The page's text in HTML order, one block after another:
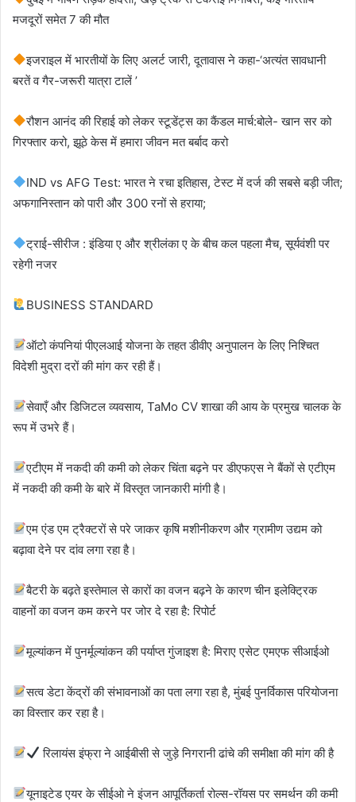
मजदूरों समेत 7 की मौत
इजराइल में भारतीयों के लिए अलर्ट जारी, दूतावास ने कहा-‘अत्यंत सावधानी
बरतें व गैर-जरूरी यात्रा टालें ’
रौशन आनंद की रिहाई को लेकर स्टूडेंट्स का कैंडल मार्च:बोले- खान सर को
गिरफ्तार करो, झूठे केस में हमारा जीवन मत बर्बाद करो
IND vs AFG Test: भारत ने रचा इतिहास, टेस्ट में दर्ज की सबसे बड़ी जीत;
अफगानिस्तान को पारी और 300 रनों से हराया;
ट्राई-सीरीज : इंडिया ए और श्रीलंका ए के बीच कल पहला मैच, सूर्यवंशी पर
रहेगी नजर
BUSINESS STANDARD
ऑटो कंपनियां पीएलआई योजना के तहत डीवीए अनुपालन के लिए निश्चित
विदेशी मुद्रा दरों की मांग कर रही हैं।
सेवाएँ और डिजिटल व्यवसाय, TaMo CV शाखा की आय के प्रमुख चालक के
रूप में उभरे हैं।
एटीएम में नकदी की कमी को लेकर चिंता बढ़ने पर डीएफएस ने बैंकों से एटीएम
में नकदी की कमी के बारे में विस्तृत जानकारी मांगी है।
एम एंड एम ट्रैक्टरों से परे जाकर कृषि मशीनीकरण और ग्रामीण उद्यम को
बढ़ावा देने पर दांव लगा रहा है।
बैटरी के बढ़ते इस्तेमाल से कारों का वजन बढ़ने के कारण चीन इलेक्ट्रिक
वाहनों का वजन कम करने पर जोर दे रहा है: रिपोर्ट
मूल्यांकन में पुनर्मूल्यांकन की पर्याप्त गुंजाइश है: मिराए एसेट एमएफ सीआईओ
सत्व डेटा केंद्रों की संभावनाओं का पता लगा रहा है, मुंबई पुनर्विकास परियोजना
का विस्तार कर रहा है।
रिलायंस इंफ्रा ने आईबीसी से जुड़े निगरानी ढांचे की समीक्षा की मांग की है
यूनाइटेड एयर के सीईओ ने इंजन आपूर्तिकर्ता रोल्स-रॉयस पर समर्थन की कमी